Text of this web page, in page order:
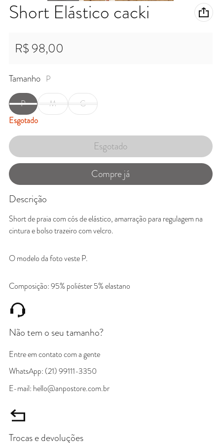
Short Elástico cacki
Preço normal
R$ 98,00
Tamanho P
P M
G
Esgotado
Esgotado
Compre já
Descrição
Short de praia com cós de elástico, amarração para regulagem na
cintura e bolso trazeiro com velcro.
O modelo da foto veste P.
Composição: 95% poliéster 5% elastano
Não tem o seu tamanho?
Entre em contato com a gente
WhatsApp: (21) 99111-3350
E-mail: hello@anpostore.com.br
Trocas e devoluções